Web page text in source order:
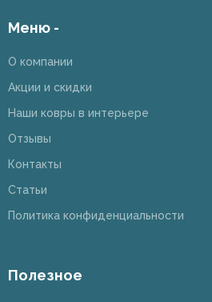
Меню -
О компании
Акции и скидки
Наши ковры в интерьере
Отзывы
Контакты
Статьи
Политика конфиденциальности
Полезное